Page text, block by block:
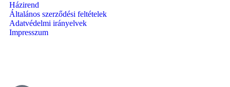
Házirend
Általános szerződési feltételek
Adatvédelmi irányelvek
Impresszum